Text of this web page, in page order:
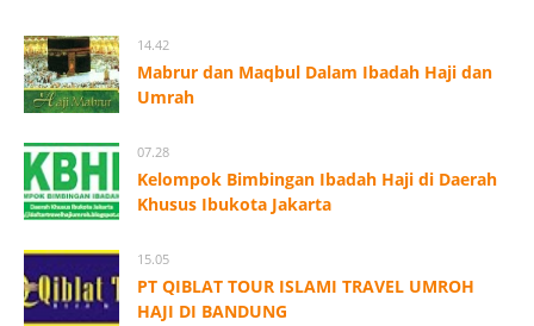
14.42
Mabrur dan Maqbul Dalam Ibadah Haji dan
Umrah
07.28
Kelompok Bimbingan Ibadah Haji di Daerah
Khusus Ibukota Jakarta
15.05
PT QIBLAT TOUR ISLAMI TRAVEL UMROH
HAJI DI BANDUNG